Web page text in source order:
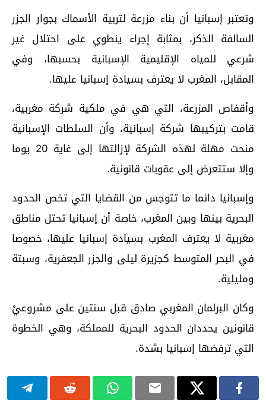
وتعتبر إسبانيا أن بناء مزرعة لتربية الأسماك بجوار الجزر
السالفة الذكر، بمثابة إجراء ينطوي على احتلال غير
شرعي للمياه الإقليمية الإسبانية بحسبها، وفي
المقابل، المغرب لا يعترف بسيادة إسبانيا عليها.
وأقفاص المزرعة، التي هي في ملكية شركة مغربية،
قامت بتركيبها شركة إسبانية، وأن السلطات الإسبانية
منحت مهلة لهذه الشركة لإزالتها إلى غاية 20 يوما
وإلا ستتعرض إلى عقوبات قانونية.
وإسبانيا دائما ما تتوجس من القضايا التي تخص الحدود
البحرية بينها وبين المغرب، خاصة أن إسبانيا تحتل مناطق
مغربية لا يعترف المغرب بسيادة إسبانيا عليها، خصوصا
في البحر المتوسط كجزيرة ليلى والجزر الجعفرية، وسبتة
ومليلية.
وكان البرلمان المغربي صادق قبل سنتين على مشروعيْ
قانونين يحددان الحدود البحرية للمملكة، وهي الخطوة
التي ترفضها إسبانيا بشدة.